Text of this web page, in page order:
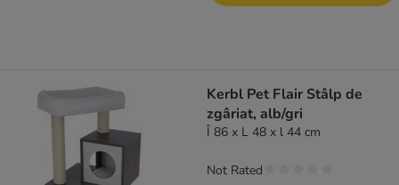
Kerbl Pet Flair Stâlp de
zgâriat, alb/gri
Î 86 x L 48 x l 44 cm
Not Rated